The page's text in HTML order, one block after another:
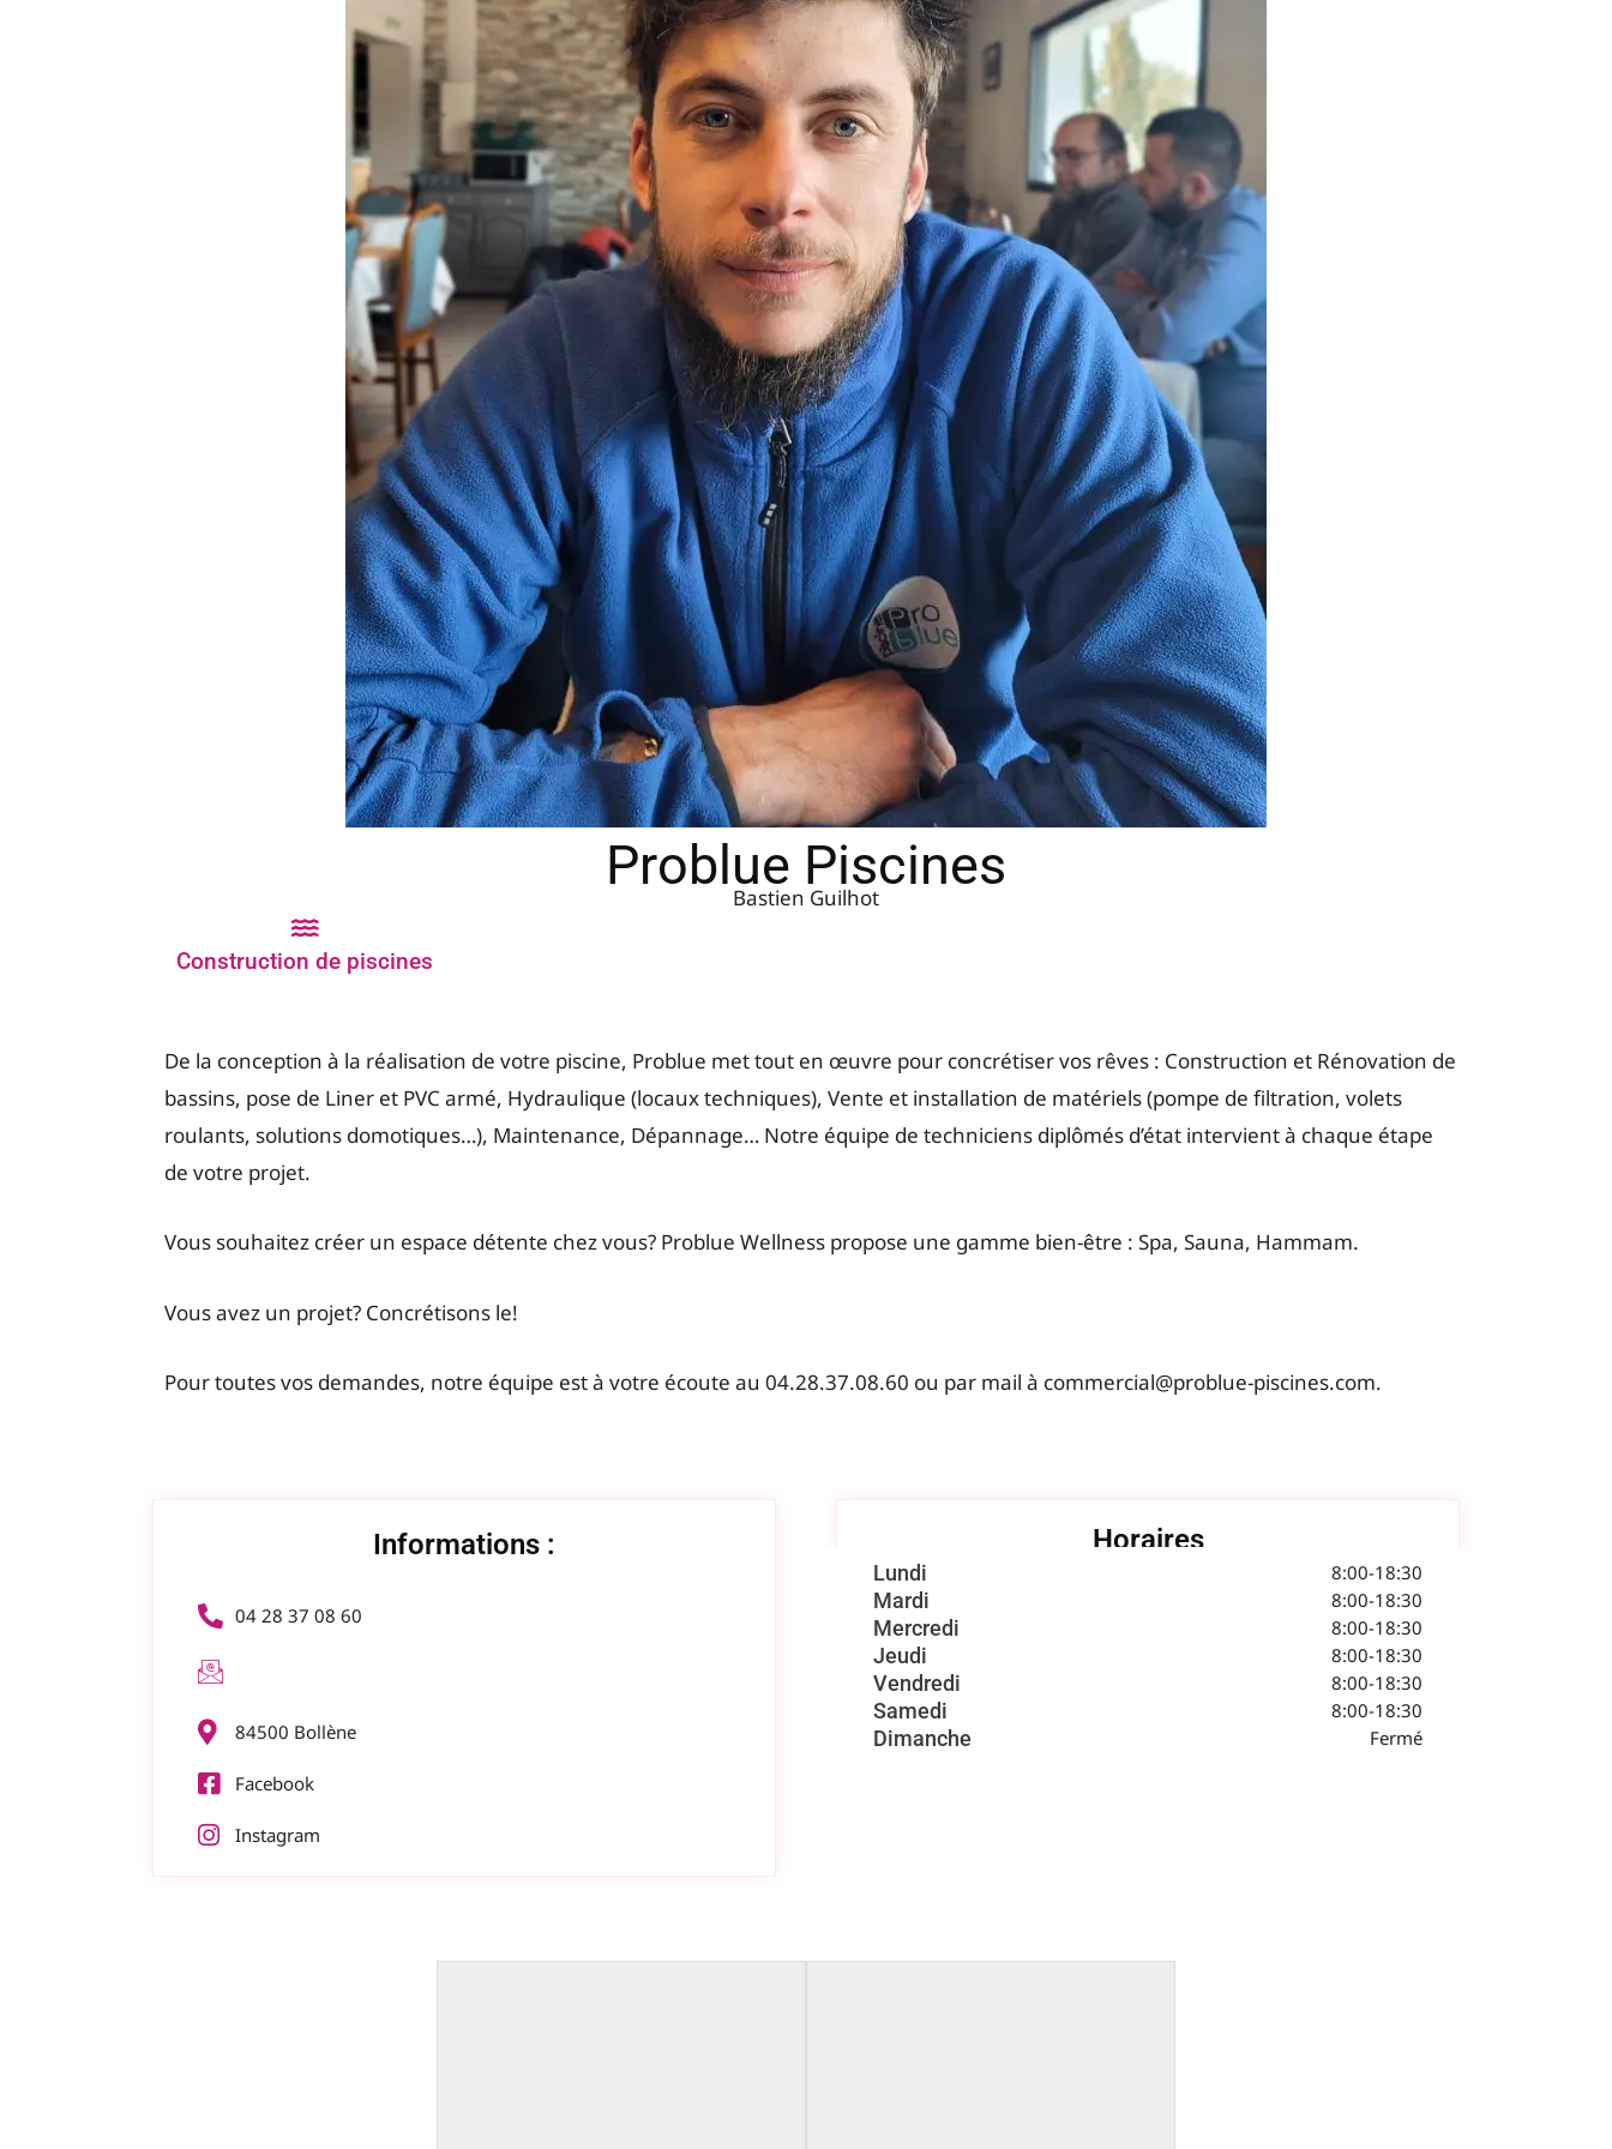
Problue Piscines
Bastien Guilhot
Construction de piscines
De la conception à la réalisation de votre piscine, Problue met tout en œuvre pour concrétiser vos rêves : Construction et Rénovation de
bassins, pose de Liner et PVC armé, Hydraulique (locaux techniques), Vente et installation de matériels (pompe de filtration, volets
roulants, solutions domotiques…), Maintenance, Dépannage… Notre équipe de techniciens diplômés d’état intervient à chaque étape
de votre projet.
Vous souhaitez créer un espace détente chez vous? Problue Wellness propose une gamme bien-être : Spa, Sauna, Hammam.
Vous avez un projet? Concrétisons le!
Pour toutes vos demandes, notre équipe est à votre écoute au 04.28.37.08.60 ou par mail à commercial@problue-piscines.com.
Informations :
04 28 37 08 60
84500 Bollène
Facebook
Instagram
Horaires
Lundi 8:00-18:30
Mardi 8:00-18:30
Mercredi 8:00-18:30
Jeudi 8:00-18:30
Vendredi 8:00-18:30
Samedi 8:00-18:30
Dimanche Fermé